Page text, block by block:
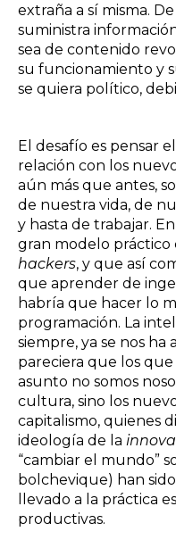
extraña a sí misma.
suministra
sea de contenido
su funcionamiento y
se quiera político,
El desafío es pensar
relación con los
aún más que antes,
de nuestra vida, de
y hasta de trabajar.
gran modelo práctico
hackers, y que así
que aprender de
habría que hacer lo
programación. La
siempre, ya se nos ha
pareciera que los
asunto no somos
cultura, sino los
capitalismo, quienes
ideología de la
“cambiar el mundo”
bolchevique) han
llevado a la práctica
productivas.